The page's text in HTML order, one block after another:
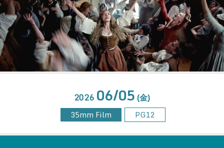
2026 06/05 (金)
35mm Film PG12